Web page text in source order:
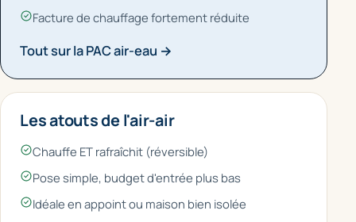
Facture de chauffage fortement réduite
Tout sur la PAC air-eau →
Les atouts de l'air-air
Chauffe ET rafraîchit (réversible)
Pose simple, budget d'entrée plus bas
Idéale en appoint ou maison bien isolée